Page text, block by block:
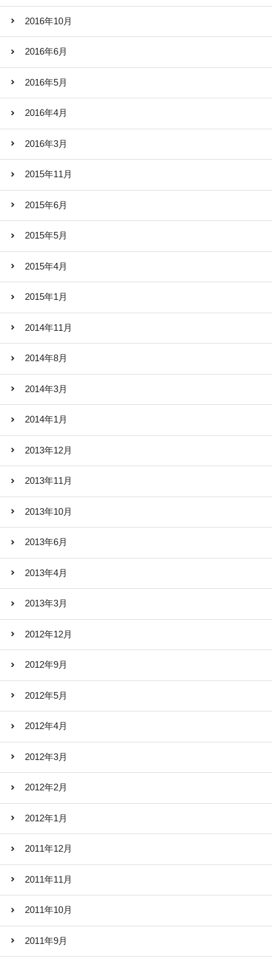
2016年10月
2016年6月
2016年5月
2016年4月
2016年3月
2015年11月
2015年6月
2015年5月
2015年4月
2015年1月
2014年11月
2014年8月
2014年3月
2014年1月
2013年12月
2013年11月
2013年10月
2013年6月
2013年4月
2013年3月
2012年12月
2012年9月
2012年5月
2012年4月
2012年3月
2012年2月
2012年1月
2011年12月
2011年11月
2011年10月
2011年9月